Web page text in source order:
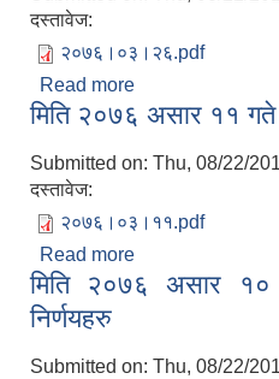
दस्तावेज:
२०७६।०३।२६.pdf
Read more
निर्णयहरु
मिति २०७६ असार ११ गते
Submitted on: Thu, 08/22/
दस्तावेज:
२०७६।०३।११.pdf
Read more
मिति २०७६ असार १०
निर्णयहरु
Submitted on: Thu, 08/22/